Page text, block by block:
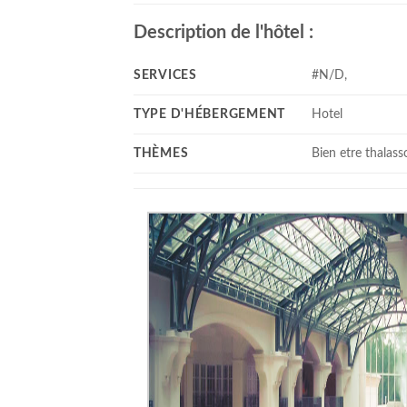
Description de l'hôtel :
SERVICES #N/D,
TYPE D'HÉBERGEMENT Hotel
THÈMES Bien etre